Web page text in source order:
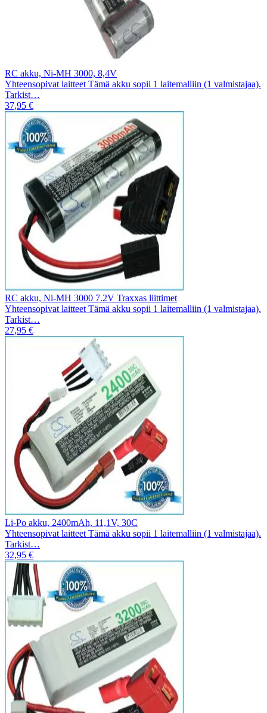
RC akku, Ni-MH 3000, 8,4V
Yhteensopivat laitteet Tämä akku sopii 1 laitemalliin (1 valmistajaa).
Tarkist…
37,95 €
RC akku, Ni-MH 3000 7.2V Traxxas liittimet
Yhteensopivat laitteet Tämä akku sopii 1 laitemalliin (1 valmistajaa).
Tarkist…
27,95 €
Li-Po akku, 2400mAh, 11,1V, 30C
Yhteensopivat laitteet Tämä akku sopii 1 laitemalliin (1 valmistajaa).
Tarkist…
32,95 €